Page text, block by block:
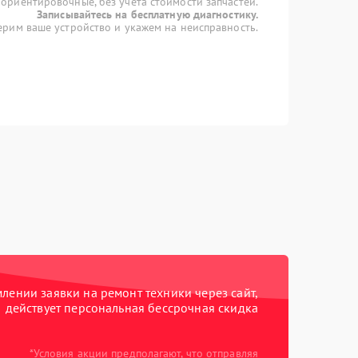
Записывайтесь на бесплатную диагностику.
ваше устройство и укажем на неисправность.
заявки на ремонт техники через сайт,
действует персональная бессрочная скидка
*Условия акции предполагают, что отправляя